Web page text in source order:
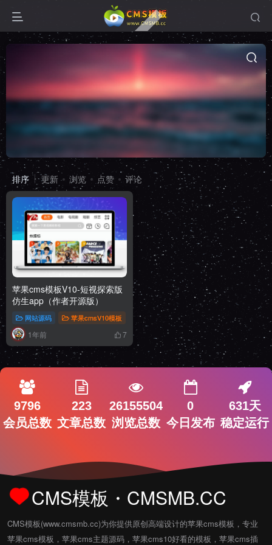
排序 更新 浏览 点赞 评论
苹果cms模板V10-短视探索版
仿生app（作者开源版）
网站源码 苹果cmsV10模板 苹果CMS模板
1年前 7
9796
会员总数
223
文章总数
26155504
浏览总数
0
今日发布
631天
稳定运行
CMS模板・CMSMB.CC
CMS模板(www.cmsmb.cc)为你提供原创高端设计的苹果cms模板，专业
苹果cms模板，苹果cms主题源码，苹果cms10好看的模板，苹果cms插